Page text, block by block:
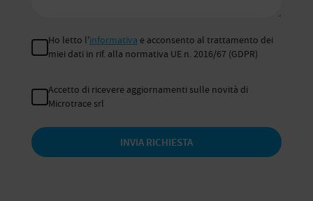
Ho letto l'informativa e acconsento al trattamento dei
miei dati in rif. alla normativa UE n. 2016/67 (GDPR)
Accetto di ricevere aggiornamenti sulle novità di
Microtrace srl